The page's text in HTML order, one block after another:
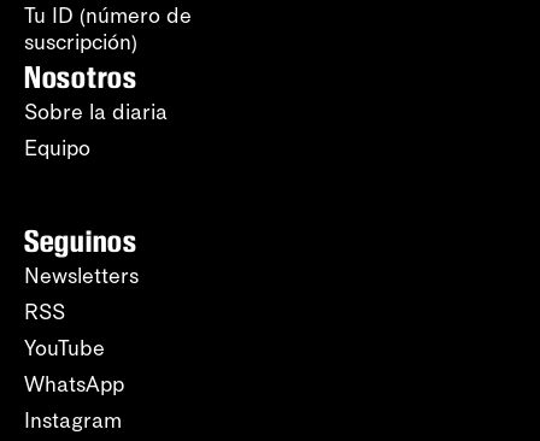
Tu ID (número de
suscripción)
Nosotros
Sobre la diaria
Equipo
Seguinos
Newsletters
RSS
YouTube
WhatsApp
Instagram